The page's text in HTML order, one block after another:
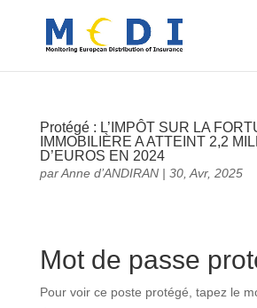
Protégé : L’IMPÔT SUR LA
IMMOBILIÈRE A ATTEINT 2,2
D’EUROS EN 2024
parAnne d’ANDIRAN| 30, Avr, 2025
Mot de passe
Pour voir ce poste protégé, tapez le